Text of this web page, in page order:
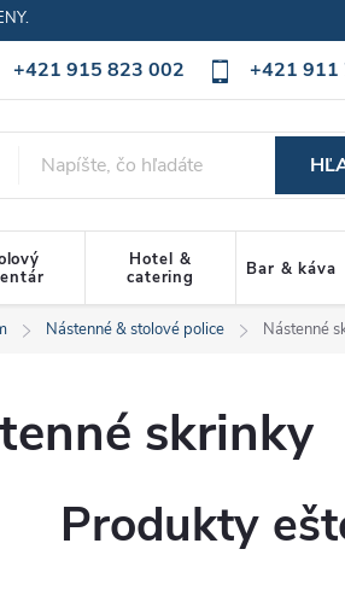
+421 915 823 002 +421 911
Ochrana osobných údajov
Hotel &
catering
Bar & káva
Nástenné & stolové police Nástenné
skrinky
Produkty